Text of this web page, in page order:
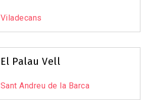
Viladecans
El Palau Vell
Sant Andreu de la Barca